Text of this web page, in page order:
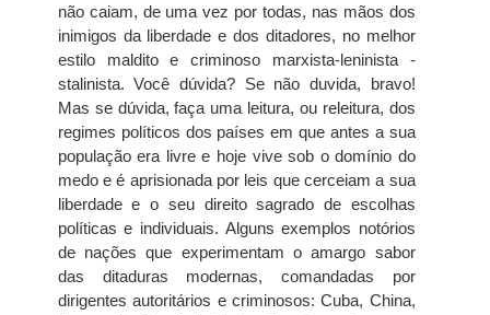
não caiam, de uma vez por todas, nas mãos dos
inimigos da liberdade e dos ditadores, no melhor
estilo maldito e criminoso marxista-leninista -
stalinista. Você dúvida? Se não duvida, bravo!
Mas se dúvida, faça uma leitura, ou releitura, dos
regimes políticos dos países em que antes a sua
população era livre e hoje vive sob o domínio do
medo e é aprisionada por leis que cerceiam a sua
liberdade e o seu direito sagrado de escolhas
políticas e individuais. Alguns exemplos notórios
de nações que experimentam o amargo sabor
das ditaduras modernas, comandadas por
dirigentes autoritários e criminosos: Cuba, China,